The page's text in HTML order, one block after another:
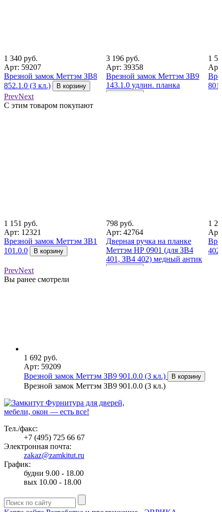
1 340 руб.
Арт: 59207
Врезной замок Меттэм ЗВ8
852.1.0 (3 кл.)
В корзину
3 196 руб.
Арт: 39358
Врезной замок Меттэм ЗВ9
143.1.0 удлин. планка
1
PrevNext
С этим товаром покупают
1 151 руб.
Арт: 12321
Врезной замок Меттэм ЗВ1
101.0.0
В корзину
798 руб.
Арт: 42764
Дверная ручка на планке
Меттэм НР 0901 (для ЗВ4
401, ЗВ4 402) медный антик
1
PrevNext
Вы ранее смотрели
1 692 руб.
Арт: 59209
Врезной замок Меттэм ЗВ9 901.0.0 (3 кл.)
В корзину
Врезной замок Меттэм ЗВ9 901.0.0 (3 кл.)
Фурнитура для дверей,
мебели, окон — есть все!
Тел./факс:
+7 (495) 725 66 67
Электронная почта:
zakaz@zamkitut.ru
График:
будни 9.00 - 18.00
вых 10.00 - 18.00